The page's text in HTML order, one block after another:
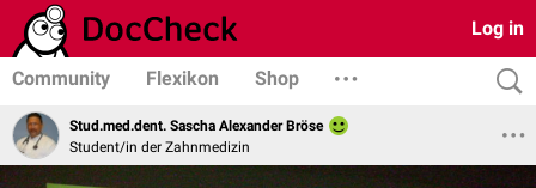
Log in
Community Flexikon Shop
Stud.med.dent. Sascha Alexander Bröse
Student/in der Zahnmedizin